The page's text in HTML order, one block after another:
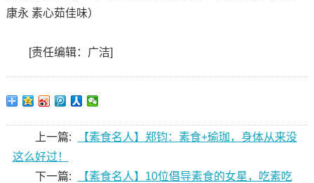
康永 素心茹佳味）
[责任编辑：广洁]
上一篇:
【素食名人】郑钧：素食+瑜珈，身体从来没
这么好过！
下一篇:
【素食名人】10位倡导素食的女星，吃素吃